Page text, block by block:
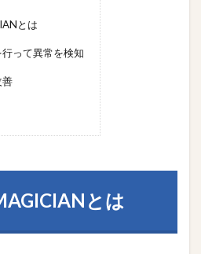
とは
って異常を検知
善
とは